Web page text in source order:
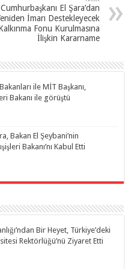
Cumhurbaşkanı El Şara’dan
İmarı Destekleyecek
Fonu Kurulmasına
İlişkin Kararname
ile MİT Başkanı,
Bakanı ile görüştü
Bakan El Şeybani’nin
Bakanı’nı Kabul Etti
Bir Heyet, Türkiye’deki
Rektörlüğü’nü Ziyaret Etti